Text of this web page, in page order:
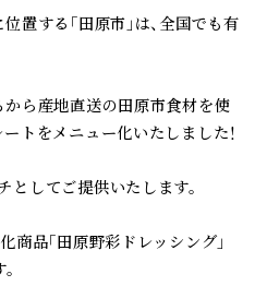
置する「田原市」は、全国でも有
から産地直送の田原市食材を使
トをメニュー化いたしました！
してご提供いたします。
商品「田原野彩ドレッシング」